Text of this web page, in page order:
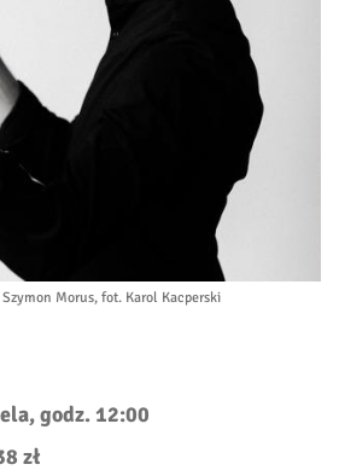
Morus, fot. Karol Kacperski
godz. 12:00
zł